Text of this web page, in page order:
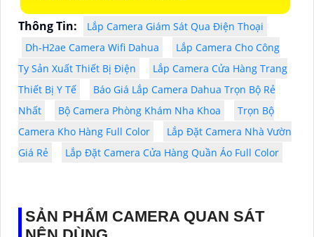
Thông Tin:
Lắp Camera Giám Sát Qua Điện Thoại
Dh-H2ae Camera Wifi Dahua
Lắp Camera Cho Công
Ty Sản Xuất Thiết Bị Điện
Lắp Camera Cửa Hàng Trang
Thiết Bị Y Tế
Báo Giá Lắp Camera Dahua Trọn Bộ Rẻ
Nhất
Bộ Camera Phòng Khám Nha Khoa
Trọn Bộ
Camera Kho Hàng Full Color
Lắp Đặt Camera Nhà Vườn
Giá Rẻ
Lắp Đặt Camera Cửa Hàng Quần Áo Full Color
SẢN PHẨM CAMERA QUAN SÁT